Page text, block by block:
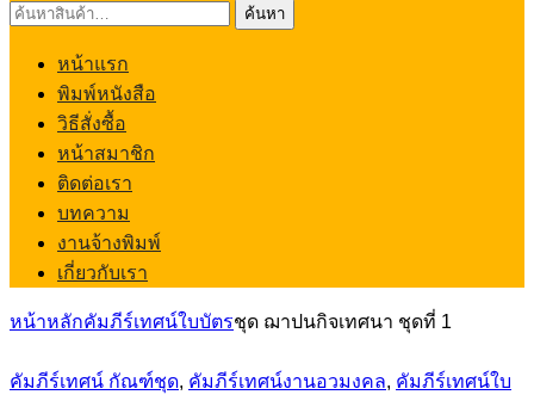
ค้นหา: ค้นหา
หน้าแรก
พิมพ์หนังสือ
วิธีสั่งซื้อ
หน้าสมาชิก
ติดต่อเรา
บทความ
งานจ้างพิมพ์
เกี่ยวกับเรา
หน้าหลักคัมภีร์เทศน์ใบบัตรชุด ฌาปนกิจเทศนา ชุดที่ 1
คัมภีร์เทศน์ กัณฑ์ชุด, คัมภีร์เทศน์งานอวมงคล, คัมภีร์เทศน์ใบ